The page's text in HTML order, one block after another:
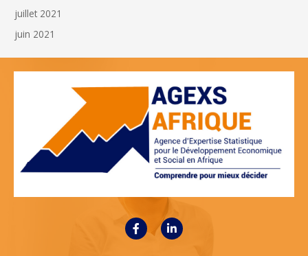
juillet 2021
juin 2021